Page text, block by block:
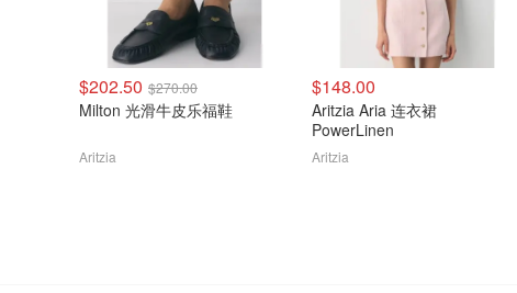
$202.50 $270.00
Milton 光滑牛皮乐福鞋
Aritzia
$148.00
Aritzia Aria 连衣裙
PowerLinen
Aritzia